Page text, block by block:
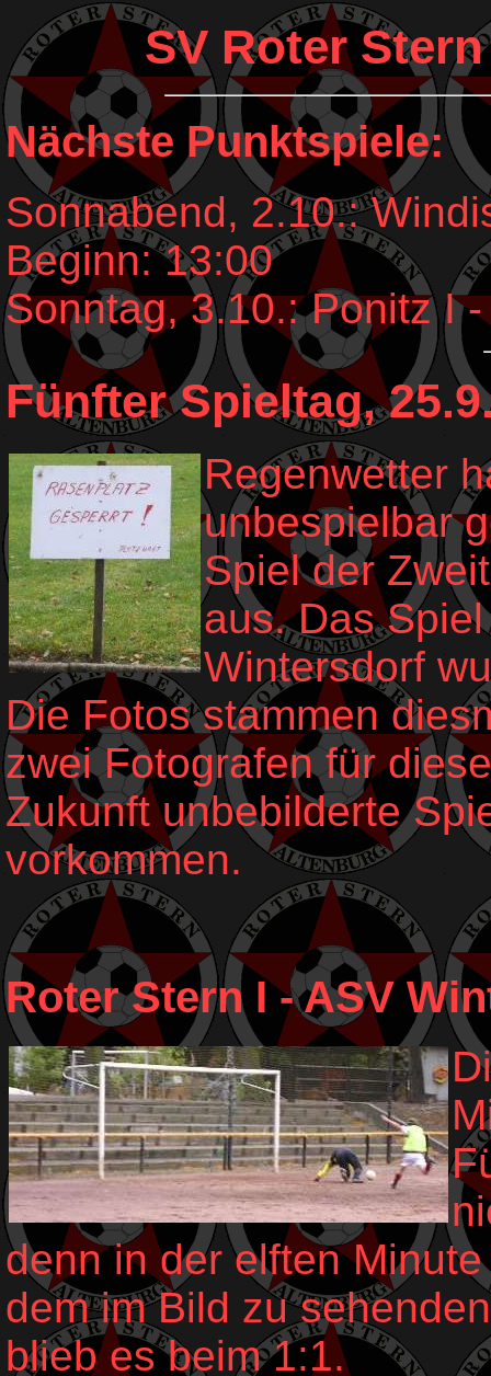
SV Roter
Nächste Punktspiele:
Sonnabend, 2.10.:
Beginn: 13:00
Sonntag, 3.10.: Ponitz I
Fünfter Spieltag,
Regenwetter
unbespielbar
Spiel der
aus. Das
Wintersdorf
Die Fotos stammen
zwei Fotografen für
Zukunft unbebilderte
vorkommen.
Roter Stern I - ASV
denn in der elften
dem im Bild zu
blieb es beim 1:1.